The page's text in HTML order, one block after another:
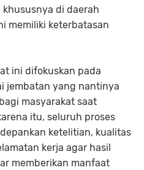
di daerah
memiliki keterbatasan
ini difokuskan pada
jembatan yang nantinya
masyarakat saat
itu, seluruh proses
ketelitian, kualitas
kerja agar hasil
memberikan manfaat